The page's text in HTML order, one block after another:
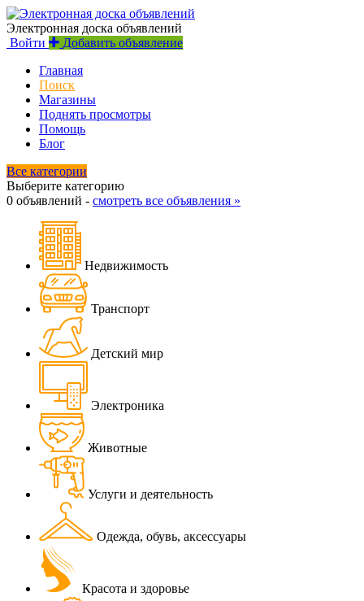
Электронная доска объявлений
Войти
Добавить объявление
Главная
Поиск
Магазины
Поднять просмотры
Помощь
Блог
Все категории
Выберите категорию
0 объявлений - смотреть все объявления »
Недвижимость
Транспорт
Детский мир
Электроника
Животные
Услуги и деятельность
Одежда, обувь, аксессуары
Красота и здоровье